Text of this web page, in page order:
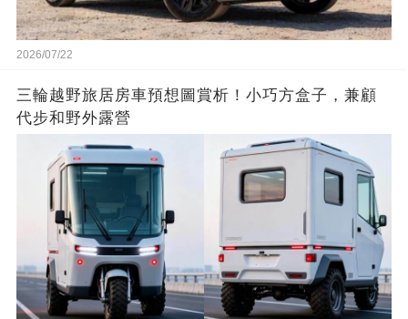
2026/07/22
三輪越野旅居房車預想圖賞析！小巧方盒子，兼顧
代步和野外露營